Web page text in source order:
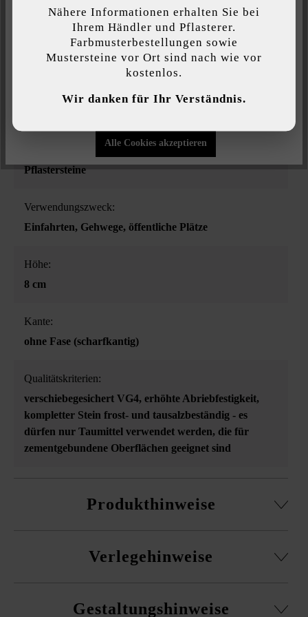
granitgrau-schattiert
Oberflächenstruktur:
Pflastersteine
Verwendungszweck:
Einfahrten, Gehwege, öffentliche Plätze
Höhe:
8 cm
Kante:
ohne Fase (scharfkantig)
Qualitätskriterien:
verschiebegesichert VG4, erhöhte Abriebfestigkeit,
kompletter Stein frost- und tausalzbeständig - es
dürfen nur Taumittel verwendet werden, die für
zementgebundene Oberflächen geeignet sind
Produkthinweise
werden unregelmäßig in Bahnen verlegt. Die Bahnbreite
Fugenanteil von 5 mm empfohlener Mindestfugenbreite
Verlegehinweise
Paletten und Lagen gemischt zu verlegen, um ein
Gestaltungshinweise
Funktionalität bieten zu können...Mehr Informationen
Individuelle Einstellungen
Alle Cookies akzeptieren
Nähere Informationen erhalten Sie bei
Ihrem Händler und Pflasterer.
Farbmusterbestellungen sowie
Mustersteine vor Ort sind nach wie vor
kostenlos.
Wir danken für Ihr Verständnis.